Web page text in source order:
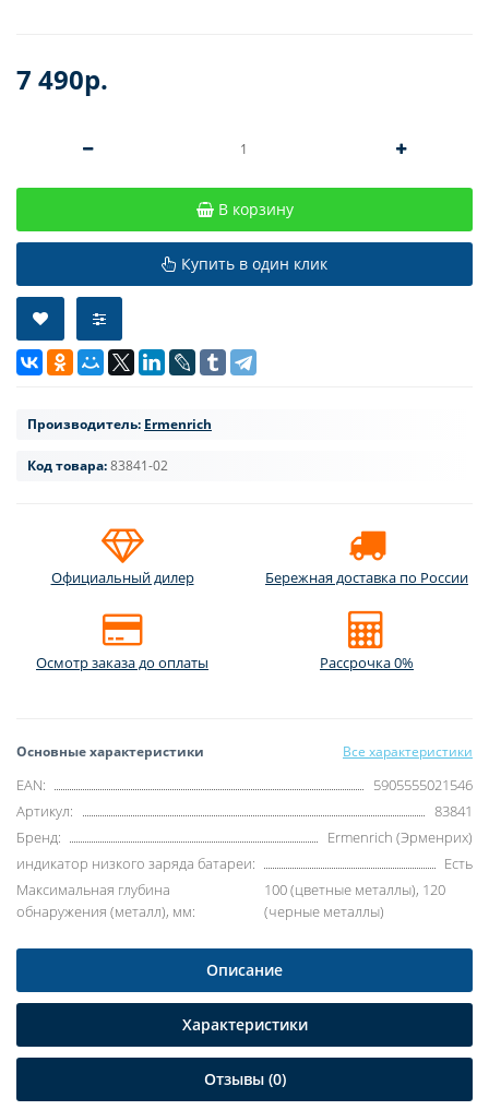
7 490р.
В корзину
Купить в один клик
Производитель: Ermenrich
Код товара:83841-02
Официальный дилер Бережная доставка по России
Осмотр заказа до оплаты Рассрочка 0%
Основные характеристики Все характеристики
EAN:
5905555021546
Артикул:
83841
Бренд:
Ermenrich (Эрменрих)
индикатор низкого заряда батареи:
Есть
Максимальная глубина
обнаружения (металл), мм:
100 (цветные металлы), 120
(черные металлы)
Описание
Характеристики
Отзывы (0)